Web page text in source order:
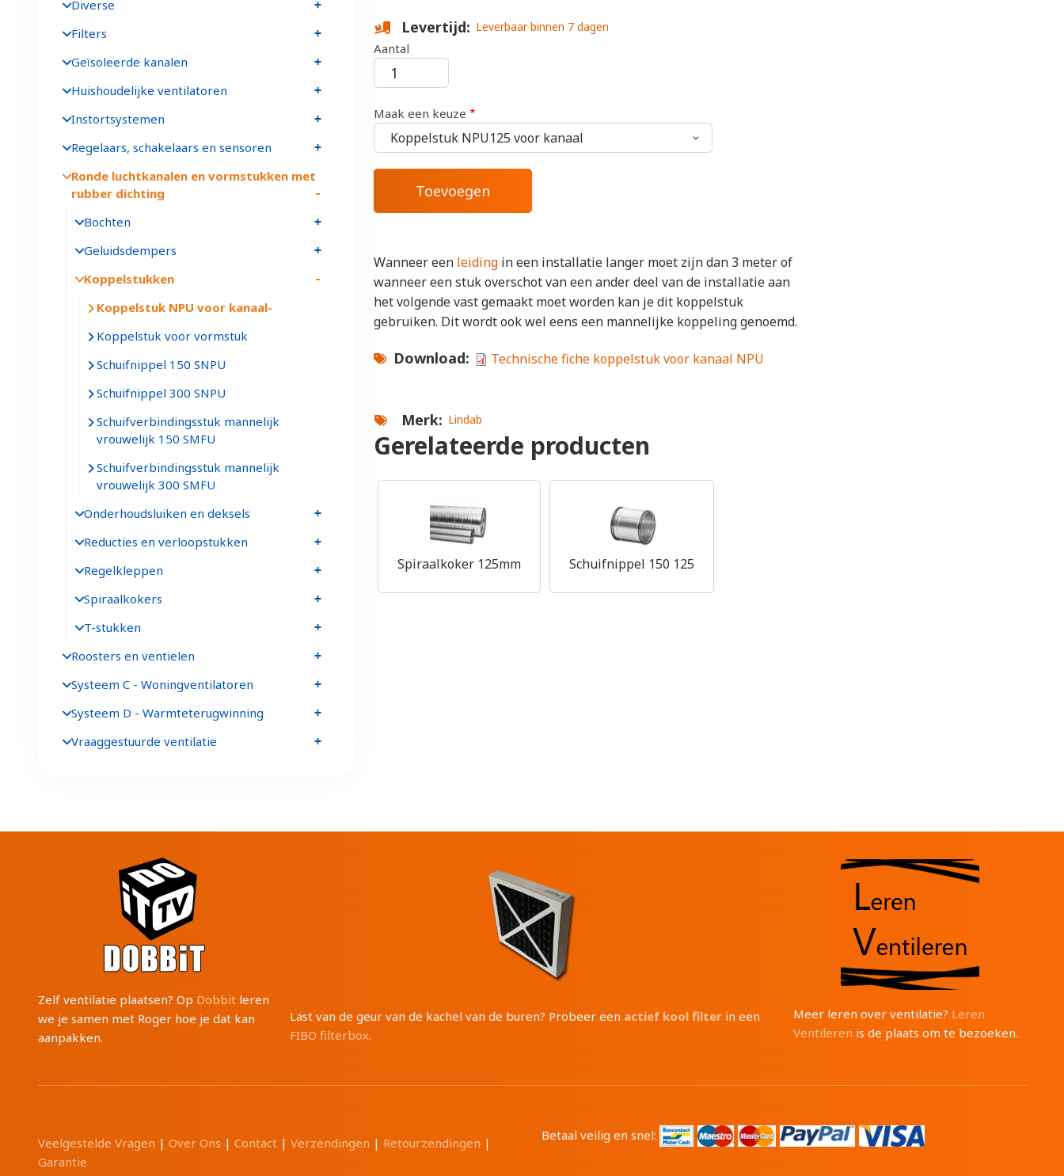
Levertijd Leverbaar binnen 7 dagen
Aantal
Maak een keuze
Wanneer een leiding in een installatie langer moet zijn dan 3 meter of
wanneer een stuk overschot van een ander deel van de installatie aan
het volgende vast gemaakt moet worden kan je dit koppelstuk
gebruiken. Dit wordt ook wel eens een mannelijke koppeling genoemd.
Download Technische fiche koppelstuk voor kanaal NPU
Merk Lindab
Gerelateerde producten
Spiraalkoker 125mm Schuifnippel 150 125
Diverse
Filters
Geïsoleerde kanalen
Huishoudelijke ventilatoren
Instortsystemen
Regelaars, schakelaars en sensoren
Ronde luchtkanalen en vormstukken met
rubber dichting
Bochten
Geluidsdempers
Koppelstukken
Koppelstuk NPU voor kanaal
Koppelstuk voor vormstuk
Schuifnippel 150 SNPU
Schuifnippel 300 SNPU
Schuifverbindingsstuk mannelijk
vrouwelijk 150 SMFU
Schuifverbindingsstuk mannelijk
vrouwelijk 300 SMFU
Onderhoudsluiken en deksels
Reducties en verloopstukken
Regelkleppen
Spiraalkokers
T-stukken
Roosters en ventielen
Systeem C - Woningventilatoren
Systeem D - Warmteterugwinning
Vraaggestuurde ventilatie
Zelf ventilatie plaatsen? Op Dobbit leren
we je samen met Roger hoe je dat kan
aanpakken.
Last van de geur van de kachel van de buren? Probeer een actief kool filter in een
FIBO filterbox.
Meer leren over ventilatie? Leren
Ventileren is de plaats om te bezoeken.
Veelgestelde Vragen | Over Ons | Contact | Verzendingen | Retourzendingen |
Garantie
Betaal veilig en snel: